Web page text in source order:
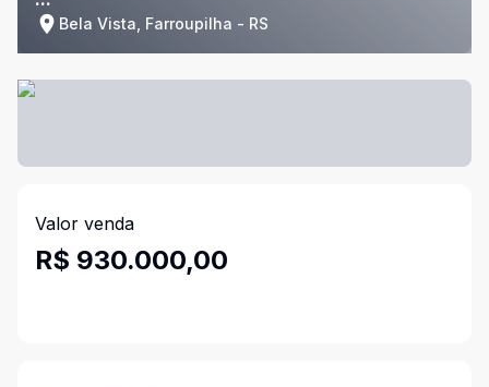
Bela Vista, Farroupilha - RS
Valor venda
R$ 930.000,00